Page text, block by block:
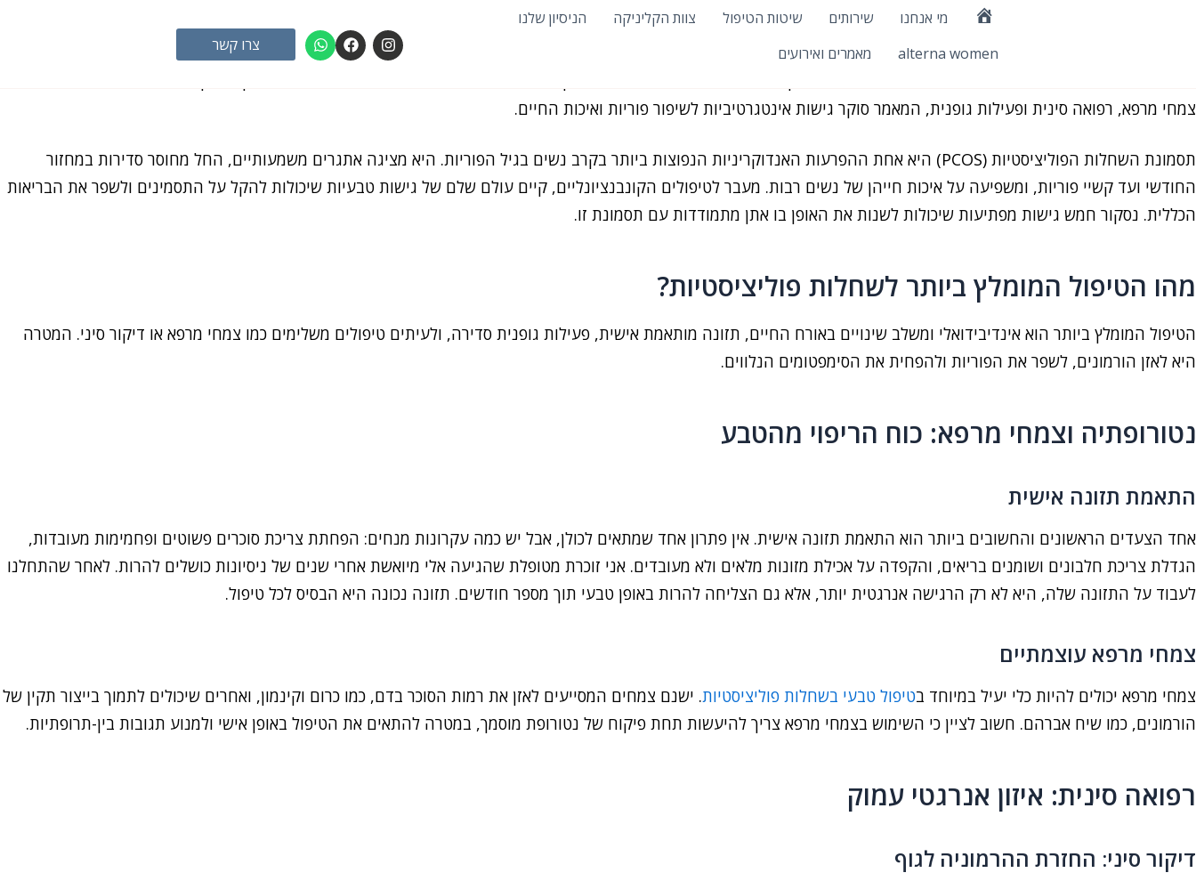
דף
מי אנחנו שירותים שיטות הטיפול צוות הקליניקה
הניסיון שלנו
alterna women
מאמרים ואירועים
I
n
s
m
F
a
c
W
h
צרו קשר טיפול טבעי בשחלות פוליציסטיות: 5 גישות שתפתיעו לגלות
צמחי מרפא, רפואה סינית ופעילות גופנית, המאמר סוקר גישות אינטגרטיביות לשיפור פוריות ואיכות החיים.
תסמונת השחלות הפוליציסטיות (PCOS) היא אחת ההפרעות האנדוקריניות הנפוצות ביותר בקרב נשים בגיל הפוריות. היא מציגה אתגרים משמעותיים, החל מחוסר סדירות במחזור
החודשי ועד קשיי פוריות, ומשפיעה על איכות חייהן של נשים רבות. מעבר לטיפולים הקונבנציונליים, קיים עולם שלם של גישות טבעיות שיכולות להקל על התסמינים ולשפר את הבריאות
הכללית. נסקור חמש גישות מפתיעות שיכולות לשנות את האופן בו אתן מתמודדות עם תסמונת זו.
מהו הטיפול המומלץ ביותר לשחלות פוליציסטיות?
הטיפול המומלץ ביותר הוא אינדיבידואלי ומשלב שינויים באורח החיים, תזונה מותאמת אישית, פעילות גופנית סדירה, ולעיתים טיפולים משלימים כמו צמחי מרפא או דיקור סיני. המטרה
היא לאזן הורמונים, לשפר את הפוריות ולהפחית את הסימפטומים הנלווים.
נטורופתיה וצמחי מרפא: כוח הריפוי מהטבע
התאמת תזונה אישית
אחד הצעדים הראשונים והחשובים ביותר הוא התאמת תזונה אישית. אין פתרון אחד שמתאים לכולן, אבל יש כמה עקרונות מנחים: הפחתת צריכת סוכרים פשוטים ופחמימות מעובדות,
הגדלת צריכת חלבונים ושומנים בריאים, והקפדה על אכילת מזונות מלאים ולא מעובדים. אני זוכרת מטופלת שהגיעה אלי מיואשת אחרי שנים של ניסיונות כושלים להרות. לאחר שהתחלנו
לעבוד על התזונה שלה, היא לא רק הרגישה אנרגטית יותר, אלא גם הצליחה להרות באופן טבעי תוך מספר חודשים. תזונה נכונה היא הבסיס לכל טיפול.
צמחי מרפא עוצמתיים
צמחי מרפא יכולים להיות כלי יעיל במיוחד בטיפול טבעי בשחלות פוליציסטיות. ישנם צמחים המסייעים לאזן את רמות הסוכר בדם, כמו כרום וקינמון, ואחרים שיכולים לתמוך בייצור תקין של
הורמונים, כמו שיח אברהם. חשוב לציין כי השימוש בצמחי מרפא צריך להיעשות תחת פיקוח של נטורופת מוסמך, במטרה להתאים את הטיפול באופן אישי ולמנוע תגובות בין-תרופתיות.
רפואה סינית: איזון אנרגטי עמוק
דיקור סיני: החזרת ההרמוניה לגוף